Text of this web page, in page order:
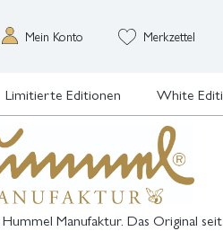
Mein Konto Merkzettel
Limitierte Editionen White
Manufaktur. Das Original